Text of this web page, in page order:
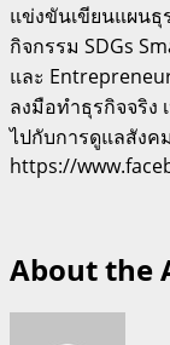
แข่งขันเขียนแผนธุ
กิจกรรม SDGs
และ
ลงมือทำธุรกิจจริง
ไปกับการดูแลสังค
https://
About the